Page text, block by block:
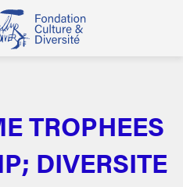
TROPHEES
DIVERSITE